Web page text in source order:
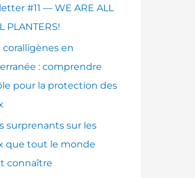
#11 — WE ARE ALL
PLANTERS!
coralligènes en
: comprendre
pour la protection des
surprenants sur les
que tout le monde
connaître